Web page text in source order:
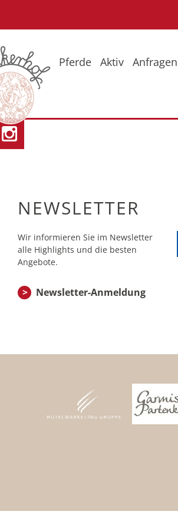
Pferde
Aktiv
Anfragen
NEWSLETTER
Wir informieren Sie im Newsletter
alle Highlights und die besten
Angebote.
Newsletter-Anmeldung